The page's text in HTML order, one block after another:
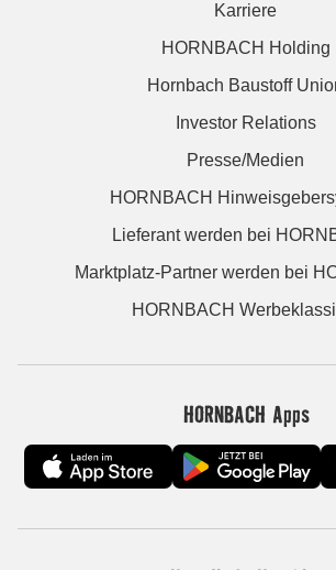
Karriere
HORNBACH Holding
Hornbach Baustoff
Investor Relations
Presse/Medien
HORNBACH
Lieferant werden bei
Marktplatz-Partner werden bei
HORNBACH
HORNBACH Apps